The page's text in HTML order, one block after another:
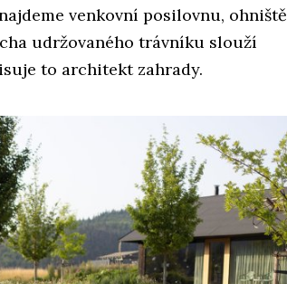
venkovní posilovnu, ohniště
udržovaného trávníku slouží
to architekt zahrady.